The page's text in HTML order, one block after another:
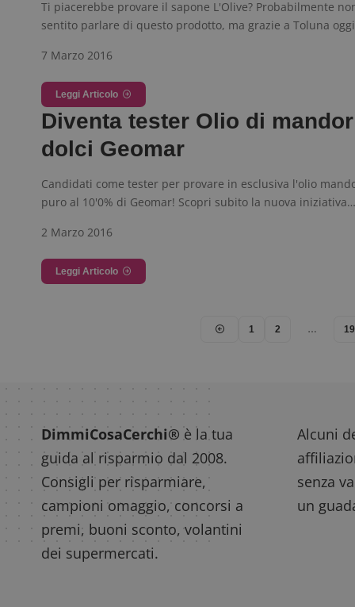
Ti piacerebbe provare il sapone L'Olive? Probabilmente
sentito parlare di questo prodotto, ma grazie a Toluna
7 Marzo 2016
Leggi Articolo
Diventa tester Olio di
dolci Geomar
Candidati come tester per provare in esclusiva l'olio
puro al 10'0% di Geomar! Scopri subito la nuova iniziativa…
2 Marzo 2016
Leggi Articolo
1 2 …
DimmiCosaCerchi® è la tua
guida al risparmio dal 2008.
Consigli per risparmiare,
campioni omaggio, concorsi a
premi, buoni sconto, volantini
dei supermercati.
Alcuni
senza
un
FCCDCF